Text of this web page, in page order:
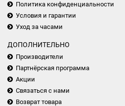
Политика конфиденциальности
Условия и гарантии
Уход за часами
ДОПОЛНИТЕЛЬНО
Производители
Партнёрская программа
Акции
Связаться с нами
Возврат товара